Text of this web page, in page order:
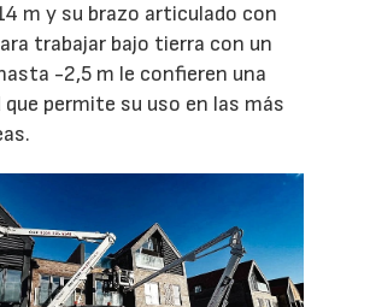
m y su brazo articulado con
trabajar bajo tierra con un
-2,5 m le confieren una
permite su uso en las más